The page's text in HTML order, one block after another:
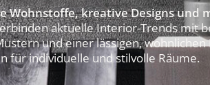
Wohnstoffe, kreative Designs und
aktuelle Interior-Trends mit
und einer lässigen, wohnlichen
für individuelle und stilvolle Räume.